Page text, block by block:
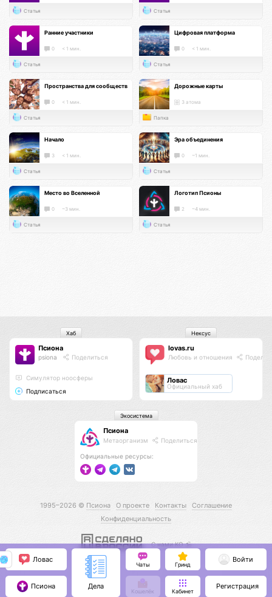
Статья Статья
Ранние участники
0 < 1 мин.
Статья
Цифровая платформа
0 < 1 мин.
Статья
Пространства для сообществ
0 < 1 мин.
Статья
Дорожные карты
3 атома
Папка
Начало
3 < 1 мин.
Статья
Эра объединения
0 ~1 мин.
Статья
Место во Вселенной
0 ~3 мин.
Статья
Логотип Псионы
2 ~4 мин.
Статья
Псиона
psiona Поделиться
Cимулятор ноосферы
Подписаться
Хаб
lovas.ru
Любовь и отношения
Ловас
Официальный хаб
Нексус
Псиона
Метаорганизм Поделиться
Официальные ресурсы:
Экосистема
1995–2026 © Псиона О проекте Контакты
Соглашение
Конфиденциальность
С нами КО 🕉️
Ловас
Псиона Дела
Чаты Гринд
Кошелёк Кабинет
Войти
Регистрация